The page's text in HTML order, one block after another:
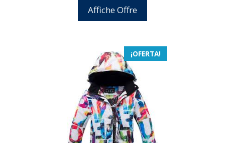
Affiche Offre
¡OFERTA!